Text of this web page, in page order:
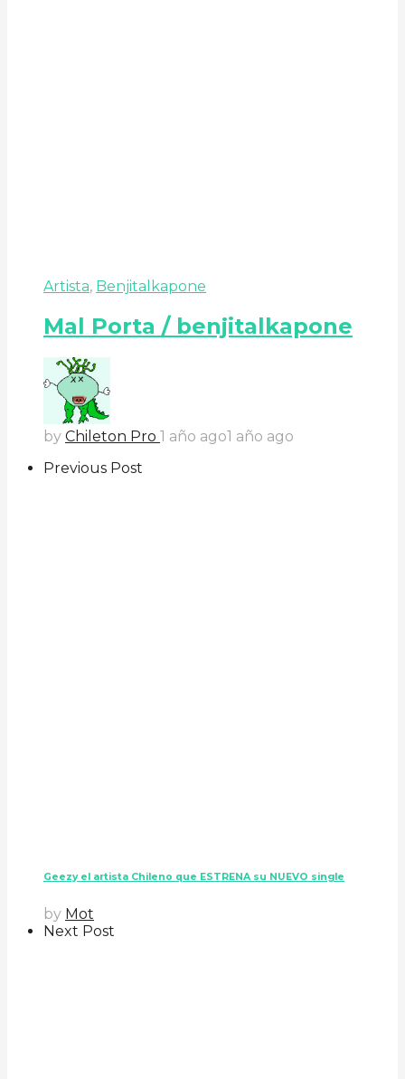
Artista, Benjitalkapone
Mal Porta / benjitalkapone
by Chileton Pro 1 año ago1 año ago
Previous Post
Geezy el artista Chileno que ESTRENA su NUEVO single
by Mot
Next Post